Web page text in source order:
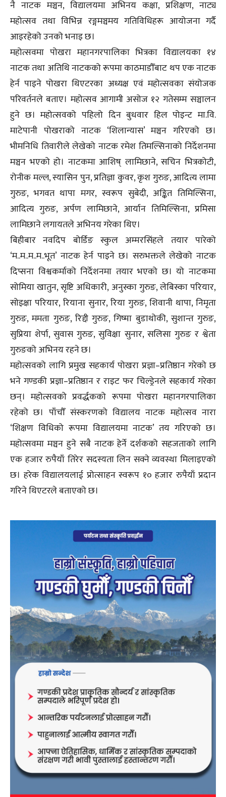
नै नाटक मञ्चन, विद्यालयमा अभिनय कक्षा, प्रशिक्षण, नाट्य
महोत्सव तथा विभिन्न रङ्गमञ्चमय गतिविधिहरू आयोजना गर्दै
आइरहेको उनको भनाइ छ।
महोत्सवमा पोखरा महानगरपालिका भित्रका विद्यालयका १४
नाटक तथा अतिथि नाटकको रूपमा काठमाडौँबाट थप एक नाटक
हेर्न पाइने पोखरा थिएटरका अध्यक्ष एवं महोत्सवका संयोजक
परिवर्तनले बताए। महोत्सव आगामी असोज १२ गतेसम्म सञ्चालन
हुने छ। महोत्सवको पहिलो दिन बुधवार हिल पोइन्ट मा.वि.
माटेपानी पोखराको नाटक ‘शिलान्यास’ मञ्चन गरिएको छ।
भीमनिधि तिवारीले लेखेको नाटक रमेश तिमल्सिनाको निर्देशनमा
मञ्चन भएको हो। नाटकमा आशिष् लामिछाने, सचिन भित्रकोटी,
रोनीक मल्ल, स्यासिन पुन, प्रतिज्ञा कुवर, कृश गुरुङ, आदित्य लामा
गुरुङ, भगवत थापा मगर, स्वरूप सुबेदी, अङ्कित तिमिल्सिना,
आदित्य गुरुङ, अर्पण लामिछाने, आर्यान तिमिल्सिना, प्रमिसा
लामिछाने लगायतले अभिनय गरेका थिए।
बिहीबार नवदिप बोर्डिङ स्कुल अम्मरसिंहले तयार पारेको
‘म..म..म..म..भूत’ नाटक हेर्न पाइने छ। सरुभक्तले लेखेको नाटक
दिप्सना विश्वकर्माको निर्देशनमा तयार भएको छ। यो नाटकमा
सोमिया खातुन, सृष्टि अधिकारी, अनुस्का गुरुङ, लेबिस्का परियार,
सोइक्षा परियार, रियाना सुनार, रिया गुरुङ, शिवानी थापा, निमृता
गुरुङ, ममता गुरुङ, रिद्दी गुरुङ, गिष्मा बुडाथोकी, सुशान्त गुरुङ,
सुप्रिया शेर्पा, सुवास गुरुङ, सुविक्षा सुनार, सलिसा गुरुङ र श्वेता
गुरुङको अभिनय रहने छ।
महोत्सवको लागि प्रमुख सहकार्य पोखरा प्रज्ञा–प्रतिष्ठान गरेको छ
भने गण्डकी प्रज्ञा–प्रतिष्ठान र राइट फर चिल्ड्रेनले सहकार्य गरेका
छन्। महोत्सवको प्रवर्द्धकको रूपमा पोखरा महानगरपालिका
रहेको छ। पाँचौँ संस्करणको विद्यालय नाटक महोत्सव नारा
‘शिक्षण विधिको रूपमा विद्यालयमा नाटक’ तय गरिएको छ।
महोत्सवमा मञ्चन हुने सबै नाटक हेर्ने दर्शकको सहजताको लागि
एक हजार रुपैयाँ तिरेर सदस्यता लिन सक्ने व्यवस्था मिलाइएको
छ। हरेक विद्यालयलाई प्रोत्साहन स्वरूप १० हजार रुपैयाँ प्रदान
गरिने थिएटरले बताएको छ।